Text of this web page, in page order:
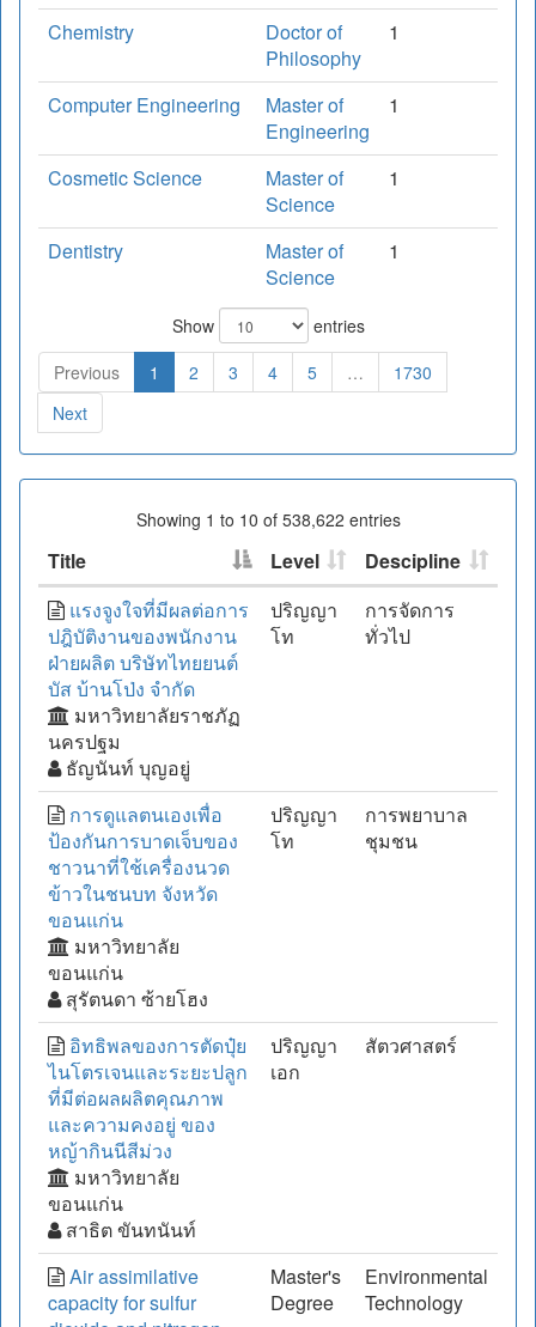
Chemistry
Doctor of
Philosophy
1
Computer Engineering
Master of
Engineering
1
Cosmetic Science
Master of
Science
1
Dentistry
Master of
Science
1
Show
entries
Previous
1 2 3 4 5 …
1730
Next
Showing 1 to 10 of 538,622 entries
Title Level
Descipline
แรงจูงใจที่มีผลต่อการ
ปฎิบัติงานของพนักงาน
ฝ่ายผลิต บริษัทไทยยนต์
บัส บ้านโป่ง จำกัด
มหาวิทยาลัยราชภัฏ
นครปฐม
ธัญนันท์ บุญอยู่
ปริญญา
โท
การจัดการ
ทั่วไป
การดูแลตนเองเพื่อ
ป้องกันการบาดเจ็บของ
ชาวนาที่ใช้เครื่องนวด
ข้าวในชนบท จังหวัด
ขอนแก่น
มหาวิทยาลัย
ขอนแก่น
สุรัตนดา ซ้ายโฮง
ปริญญา
โท
การพยาบาล
ชุมชน
อิทธิพลของการตัดปุ๋ย
ไนโตรเจนและระยะปลูก
ที่มีต่อผลผลิตคุณภาพ
และความคงอยู่ ของ
หญ้ากินนีสีม่วง
มหาวิทยาลัย
ขอนแก่น
สาธิต ขันทนันท์
ปริญญา
เอก
สัตวศาสตร์
Air assimilative
capacity for sulfur
Master's
Degree
Environmental
Technology